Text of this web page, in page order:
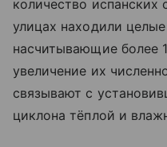
количество испанских
улицах находили
насчитывающие более
увеличение их
связывают с
циклона тёплой и